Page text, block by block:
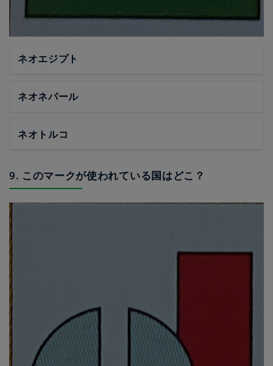
ネオエジプト
ネオネパール
ネオトルコ
9. このマークが使われている国はどこ？